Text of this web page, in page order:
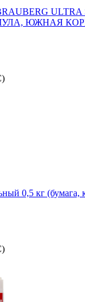
ULTRA
ЮЖНАЯ
0,5 кг (бумага,